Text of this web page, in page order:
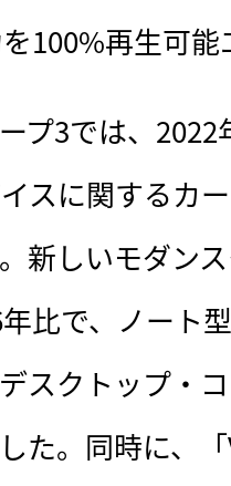
100%再生可
プ3では、2022
スに関するカ
新しいモダン
比で、ノート
スクトップ・
た。同時に、